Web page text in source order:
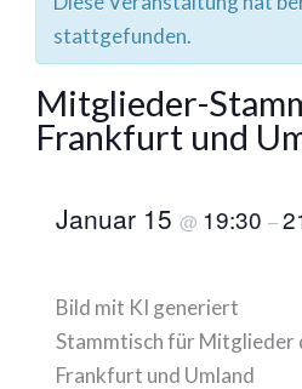
stattgefunden.
Mitglieder-
Frankfurt und
Januar 15@ 19:30–
Bild mit KI generiert
Stammtisch für Mitglieder
Frankfurt und Umland